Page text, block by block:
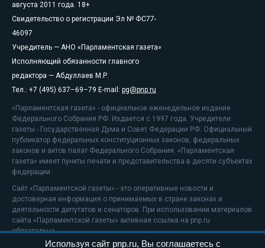
августа 2011 года. 18+
Свидетельство о регистрации Эл № ФС77-
46097
Учредитель — АНО «Парламентская газета»
Исполняющий обязанности главного
редактора — Абдуллаев М.Р.
Тел.: +7 (495) 637–69–79 E-mail: pg@pnp.ru
«Парламентская газета» - официальное еженедельное издание
Федерального Собрания РФ. Издается с 1997 года. Учредители
газеты - Государственная Дума и Совет Федерации РФ. Официальный
публикатор федеральных конституционных законов, федеральных
законов и актов палат Федерального Собрания. «Парламентская
газета» имеет пункты печати и представительства в десяти субъектах
федерации.
Сайт «Парламентской газеты» - это оперативные новости и
достоверная информация о принимаемых в стране законах и
деятельности депутатов и сенаторов. При использовании материалов
сайта «Парламентской газеты» активная ссылка на pnp.ru
обязательна.
Используя сайт pnp.ru, Вы соглашаетесь с